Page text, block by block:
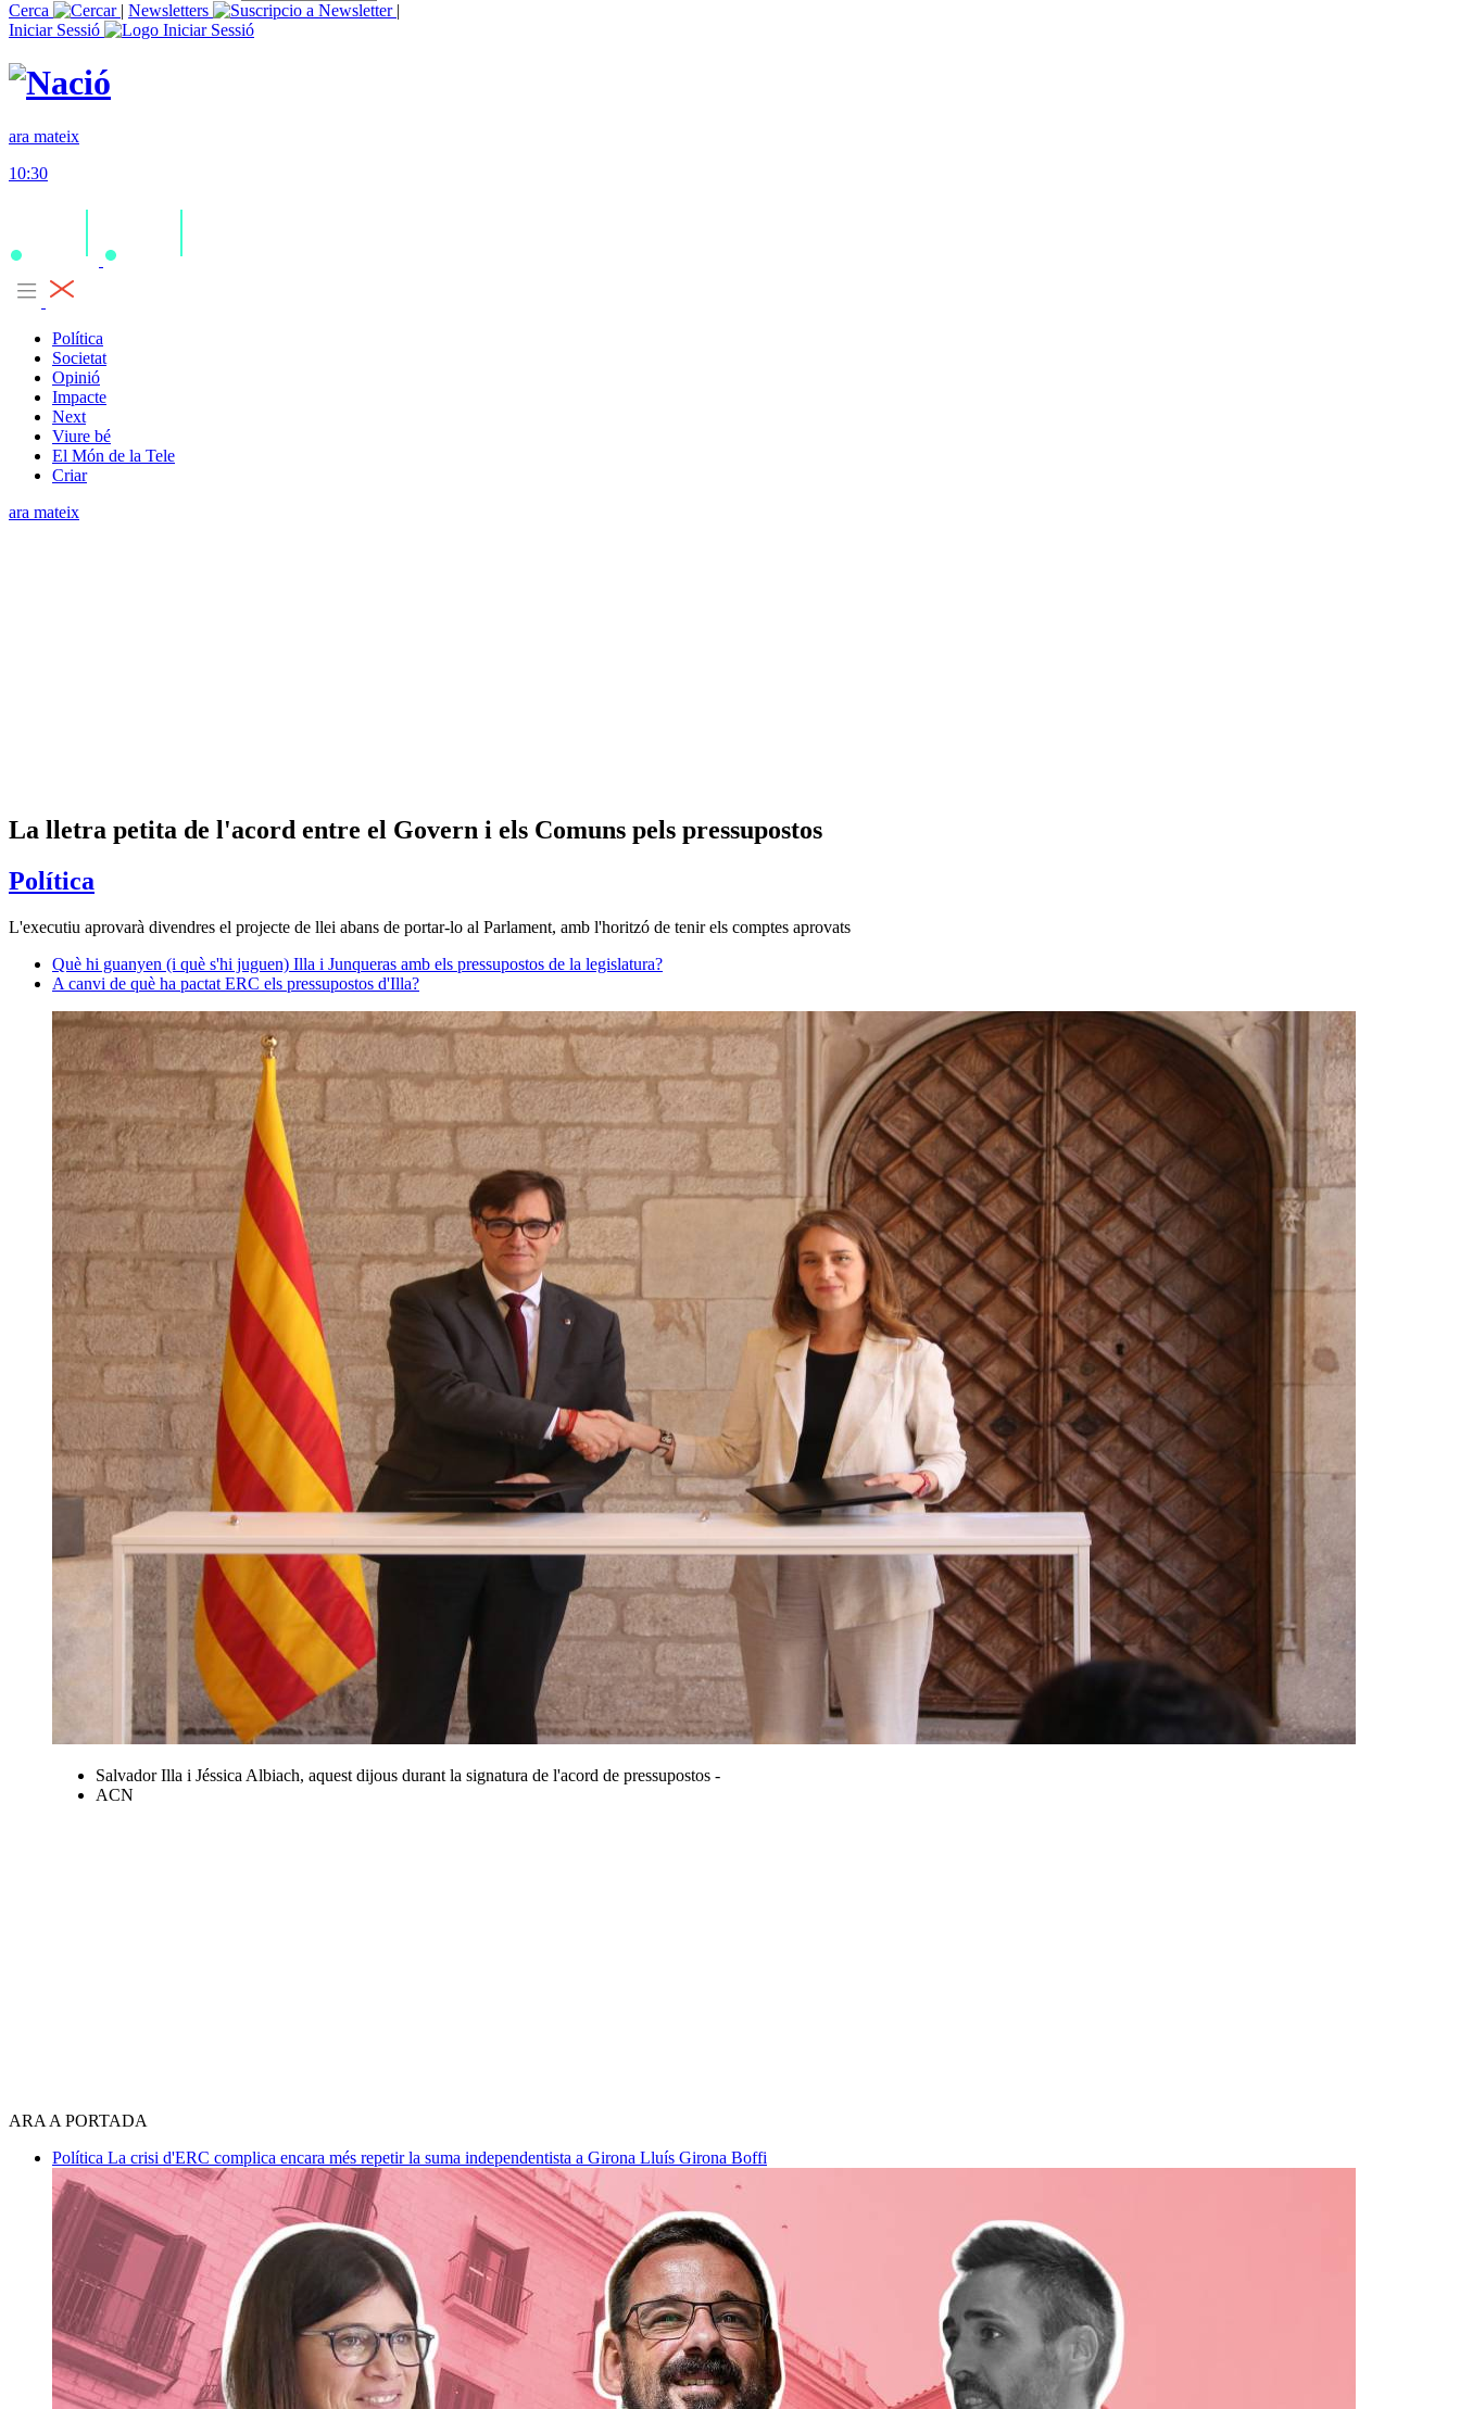
Cerca
| Newsletters
|
Iniciar Sessió
ara mateix
10:30
Política
Societat
Opinió
Impacte
Next
Viure bé
El Món de la Tele
Criar
ara mateix
La lletra petita de l'acord entre el Govern i els Comuns pels pressupostos
Política
L'executiu aprovarà divendres el projecte de llei abans de portar-lo al Parlament, amb l'horitzó de tenir els comptes aprovats
Què hi guanyen (i què s'hi juguen) Illa i Junqueras amb els pressupostos de la legislatura?
A canvi de què ha pactat ERC els pressupostos d'Illa?
Salvador Illa i Jéssica Albiach, aquest dijous durant la signatura de l'acord de pressupostos -
ACN
ARA A PORTADA
Política La crisi d'ERC complica encara més repetir la suma independentista a Girona Lluís Girona Boffi